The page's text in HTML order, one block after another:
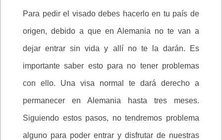
Para pedir el visado debes hacerlo en tu país de
origen, debido a que en Alemania no te van a
dejar entrar sin vida y allí no te la darán. Es
importante saber esto para no tener problemas
con ello. Una visa normal te dará derecho a
permanecer en Alemania hasta tres meses.
Siguiendo estos pasos, no tendremos problema
alguno para poder entrar y disfrutar de nuestras